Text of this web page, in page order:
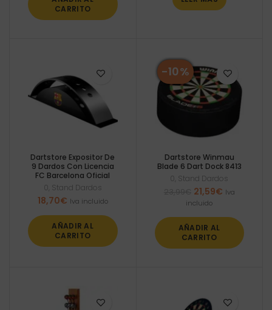
CARRITO
Dartstore Expositor De
9 Dardos Con Licencia
FC Barcelona Oficial
0 Stand Dardos
18,70€ Iva incluido
AÑADIR AL
CARRITO
-10%
Dartstore Winmau
Blade 6 Dart Dock 8413
0 Stand Dardos
El
precio
era:
23,99€.
21,59€El
21,59€.
Iva
incluido
AÑADIR AL
CARRITO